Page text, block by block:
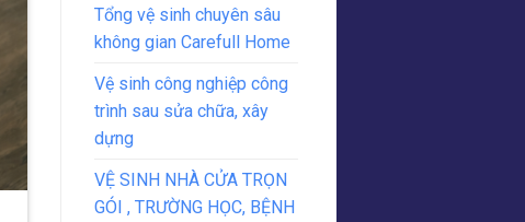
Tổng vệ sinh chuyên sâu
không gian Carefull Home
Vệ sinh công nghiệp công
trình sau sửa chữa, xây
dựng
VỆ SINH NHÀ CỬA TRỌN
GÓI , TRƯỜNG HỌC, BỆNH